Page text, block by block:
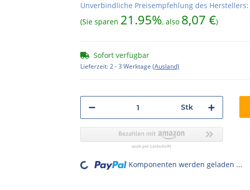
Unverbindliche Preisempfehlung des Herstellers:
(Sie sparen 21.95%, also 8,07 €)
Sofort verfügbar
Lieferzeit:2 - 3 Werktage (Ausland)
Stk
Loading... Komponenten werden geladen ...